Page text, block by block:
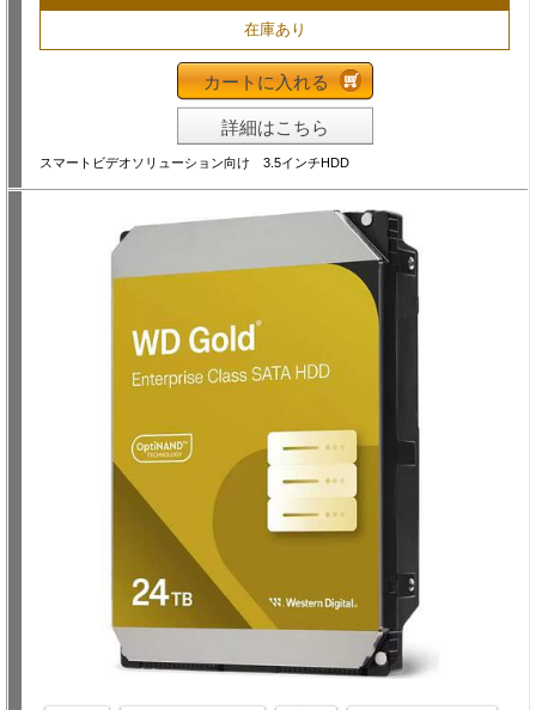
在庫あり
カートに入れる
詳細はこちら
スマートビデオソリューション向け 3.5インチHDD